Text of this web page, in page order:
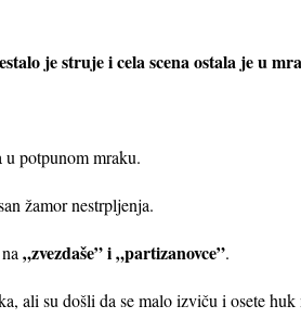
je struje i cela scena ostala je u
potpunom mraku.
žamor nestrpljenja.
„zvezdaše” i „partizanovce”.
ali su došli da se malo izviču i osete huk